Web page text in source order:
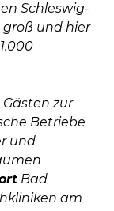
Schleswig-
groß und hier
zur
Betriebe
und
Bad
am